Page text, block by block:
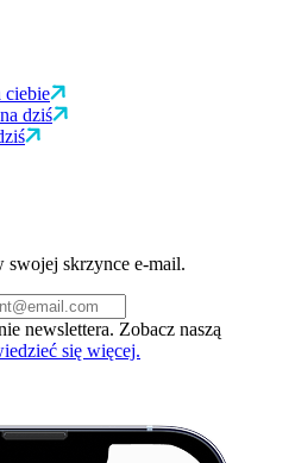
ciebie
dziś
skrzynce e-mail.
newslettera. Zobacz naszą
się więcej.